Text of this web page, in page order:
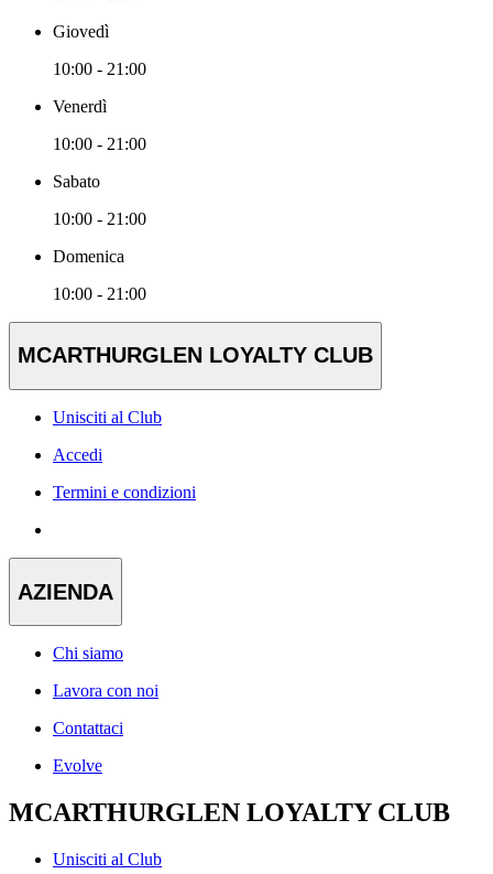
Giovedì
10:00 - 21:00
Venerdì
10:00 - 21:00
Sabato
10:00 - 21:00
Domenica
10:00 - 21:00
MCARTHURGLEN LOYALTY CLUB
Unisciti al Club
Accedi
Termini e condizioni
AZIENDA
Chi siamo
Lavora con noi
Contattaci
Evolve
MCARTHURGLEN LOYALTY CLUB
Unisciti al Club